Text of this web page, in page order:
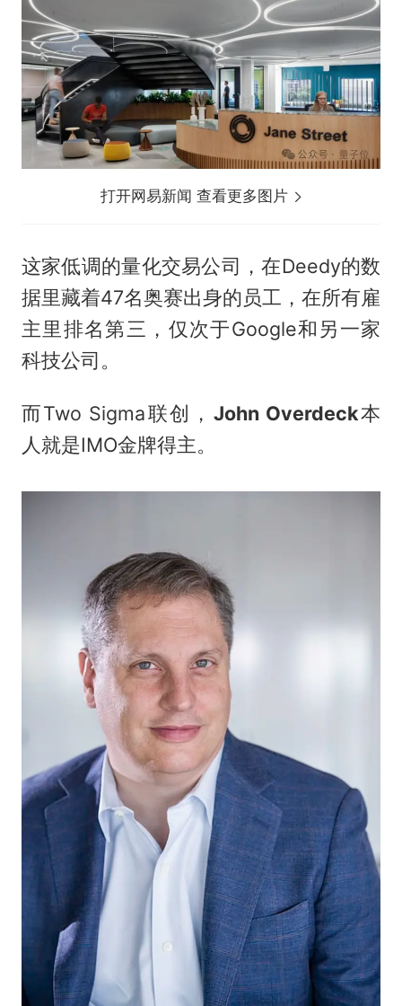
打开网易新闻 查看更多图片
这家低调的量化交易公司，在Deedy的数
据里藏着47名奥赛出身的员工，在所有雇
主里排名第三，仅次于Google和另一家
科技公司。
而Two Sigma联创， John Overdeck本
人就是IMO金牌得主。